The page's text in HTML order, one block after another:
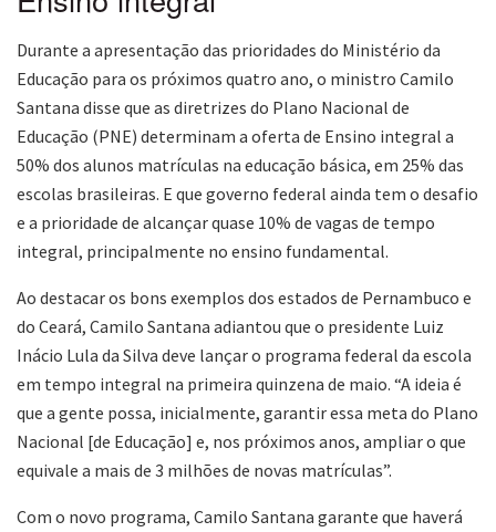
Durante a apresentação das prioridades do Ministério da
Educação para os próximos quatro ano, o ministro Camilo
Santana disse que as diretrizes do Plano Nacional de
Educação (PNE) determinam a oferta de Ensino integral a
50% dos alunos matrículas na educação básica, em 25% das
escolas brasileiras. E que governo federal ainda tem o desafio
e a prioridade de alcançar quase 10% de vagas de tempo
integral, principalmente no ensino fundamental.
Ao destacar os bons exemplos dos estados de Pernambuco e
do Ceará, Camilo Santana adiantou que o presidente Luiz
Inácio Lula da Silva deve lançar o programa federal da escola
em tempo integral na primeira quinzena de maio. “A ideia é
que a gente possa, inicialmente, garantir essa meta do Plano
Nacional [de Educação] e, nos próximos anos, ampliar o que
equivale a mais de 3 milhões de novas matrículas”.
Com o novo programa, Camilo Santana garante que haverá